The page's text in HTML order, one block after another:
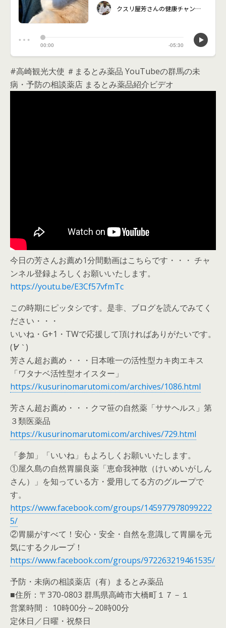
#高崎観光大使 ＃まるとみ薬品 YouTubeの群馬の未
病・予防の相談薬店 まるとみ薬品紹介ビデオ
今日の芳さんお薦め1分間動画はこちらです・・・ チャ
ンネル登録よろしくお願いいたします。
https://youtu.be/E3Cf57vfmTc
この時期にピッタシです。是非、ブログを読んでみてく
ださい・・・
いいね・G+1・TWで応援して頂ければありがたいです。
(´∀｀)
芳さん超お薦め・・・日本唯一の活性型カキ肉エキス
「ワタナベ活性型オイスター」
https://kusurinomarutomi.com/archives/1086.html
芳さん超お薦め・・・クマ笹の自然薬「ササヘルス」第
３類医薬品
https://kusurinomarutomi.com/archives/729.html
「参加」「いいね」もよろしくお願いいたします。
①屋久島の自然胃腸良薬「恵命我神散（けいめいがしん
さん）」を知っている方・愛用してる方のグループで
す。
https://www.facebook.com/groups/145977978099222
5/
②胃腸がすべて！安心・安全・自然を意識して胃腸を元
気にするクループ！
https://www.facebook.com/groups/972263219461535/
予防・未病の相談薬店（有）まるとみ薬品
■住所：〒370-0803 群馬県高崎市大橋町１７－１
営業時間： 10時00分～20時00分
定休日／日曜・祝祭日